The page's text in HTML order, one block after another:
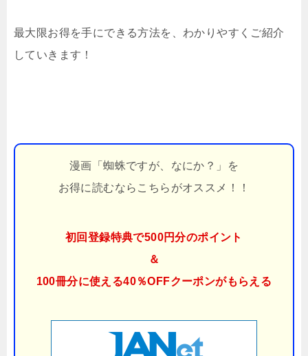
最大限お得を手にできる方法を、わかりやすくご紹介
していきます！
漫画「蜘蛛ですが、なにか？」を
お得に読むならこちらがオススメ！！
初回登録特典で500円分のポイント
＆
100冊分に使える40％OFFクーポンがもらえる